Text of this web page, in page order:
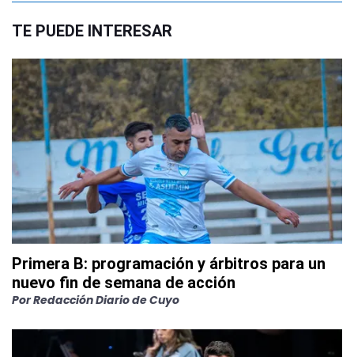
TE PUEDE INTERESAR
Primera B: programación y árbitros para un
nuevo fin de semana de acción
PorRedacción Diario de Cuyo